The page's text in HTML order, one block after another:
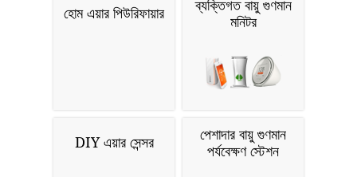
হোম এয়ার পিউরিফায়ার
ব্যক্তিগত বায়ু গুণমান
মনিটর
DIY এয়ার সেন্সর
পেশাদার বায়ু গুণমান
পর্যবেক্ষণ স্টেশন